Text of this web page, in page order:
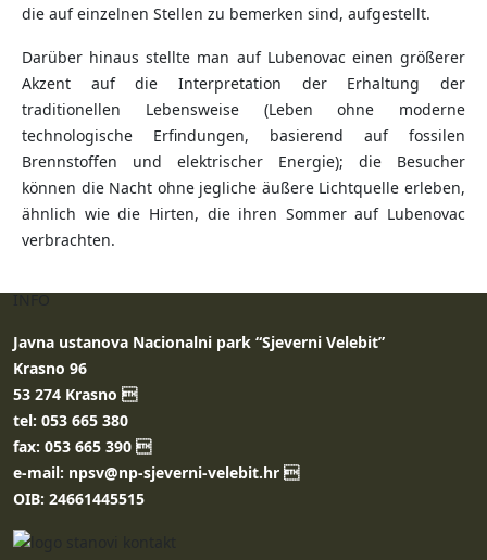
die auf einzelnen Stellen zu bemerken sind, aufgestellt.
Darüber hinaus stellte man auf Lubenovac einen größerer
Akzent auf die Interpretation der Erhaltung der
traditionellen Lebensweise (Leben ohne moderne
technologische Erfindungen, basierend auf fossilen
Brennstoffen und elektrischer Energie); die Besucher
können die Nacht ohne jegliche äußere Lichtquelle erleben,
ähnlich wie die Hirten, die ihren Sommer auf Lubenovac
verbrachten.
Javna ustanova Nacionalni park “Sjeverni Velebit”
Krasno 96
53 274 Krasno 
tel: 053 665 380
fax: 053 665 390 
e-mail: npsv@np-sjeverni-velebit.hr 
OIB: 24661445515